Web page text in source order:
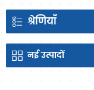
श्रेणियाँ
नईउत्पादों